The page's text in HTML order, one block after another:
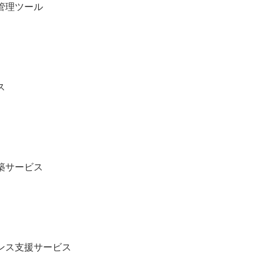
理ツール
サービス
ス支援サービス